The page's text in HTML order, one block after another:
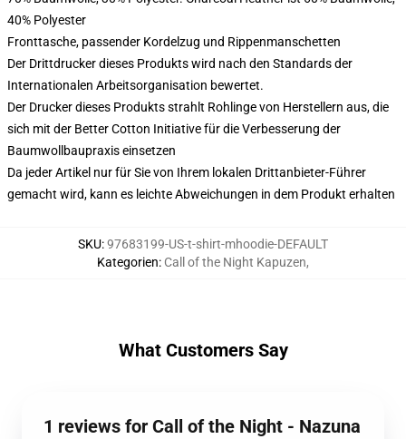
40% Polyester
Fronttasche, passender Kordelzug und Rippenmanschetten
Der Drittdrucker dieses Produkts wird nach den Standards der
Internationalen Arbeitsorganisation bewertet.
Der Drucker dieses Produkts strahlt Rohlinge von Herstellern aus, die
sich mit der Better Cotton Initiative für die Verbesserung der
Baumwollbaupraxis einsetzen
Da jeder Artikel nur für Sie von Ihrem lokalen Drittanbieter-Führer
gemacht wird, kann es leichte Abweichungen in dem Produkt erhalten
SKU:97683199-US-t-shirt-mhoodie-DEFAULT
Kategorien: Call of the Night Kapuzen,
What Customers Say
1 reviews for Call of the Night - Nazuna